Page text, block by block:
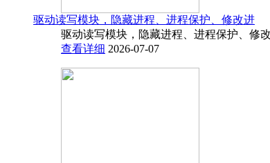
驱动读写模块，隐藏进程、进程保护、修改进
驱动读写模块，隐藏进程、进程保护、修
查看详细 2026-07-07